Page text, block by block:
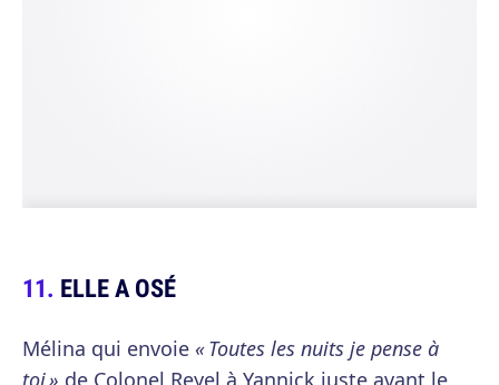
ELLE A OSÉ
Mélina qui envoie « Toutes les nuits je pense à
toi » de Colonel Reyel à Yannick juste avant le